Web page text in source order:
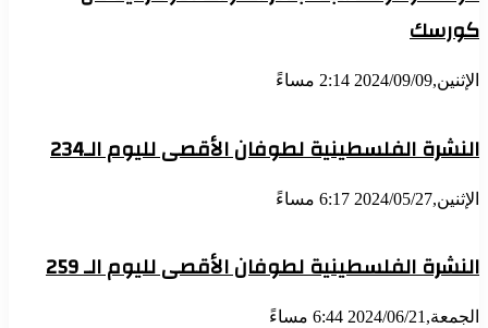
كورسك
الإثنين,2024/09/09 2:14 مساءً
النشرة الفلسطينية لطوفان الأقصى لليوم الـ234
الإثنين,2024/05/27 6:17 مساءً
النشرة الفلسطينية لطوفان الأقصى لليوم الـ 259
الجمعة,2024/06/21 6:44 مساءً